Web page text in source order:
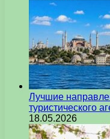
Лучшие
туристического
18.05.2026